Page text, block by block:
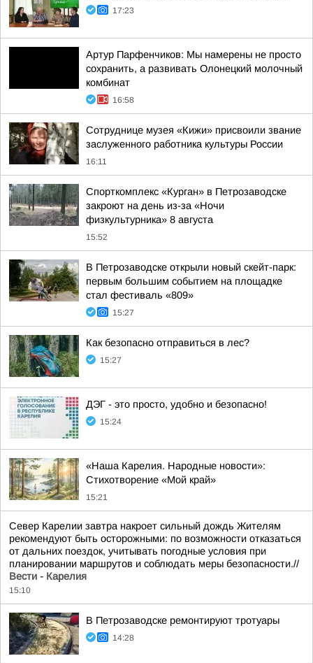
17:23
Артур Парфенчиков: Мы намерены не просто
сохранить, а развивать Олонецкий молочный
комбинат
16:58
Сотруднице музея «Кижи» присвоили звание
заслуженного работника культуры России
16:11
Спорткомплекс «Курган» в Петрозаводске
закроют на день из-за «Ночи
физкультурника» 8 августа
15:52
В Петрозаводске открыли новый скейт-парк:
первым большим событием на площадке
стал фестиваль «809»
15:27
Как безопасно отправиться в лес?
15:27
ДЭГ - это просто, удобно и безопасно!
15:24
«Наша Карелия. Народные новости»:
Стихотворение «Мой край»
15:21
Север Карелии завтра накроет сильный дождь Жителям
рекомендуют быть осторожными: по возможности отказаться
от дальних поездок, учитывать погодные условия при
планировании маршрутов и соблюдать меры безопасности.//
Вести - Карелия
15:10
В Петрозаводске ремонтируют тротуары
14:28